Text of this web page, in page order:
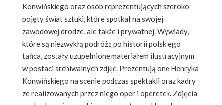
Konwińskiego oraz osób reprezentujących szeroko
pojęty świat sztuki, które spotkał na swojej
zawodowej drodze, ale także i prywatnej. Wywiady,
które są niezwykłą podróżą po historii polskiego
tańca, zostały uzupełnione materiałem ilustracyjnym
w postaci archiwalnych zdjęć. Prezentują one Henryka
Konwińskiego na scenie podczas spektakli oraz kadry
ze realizowanych przez niego oper i operetek. Zdjęcia